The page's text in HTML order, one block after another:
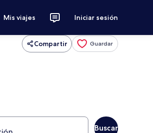
Mis viajes Iniciar sesión
Compartir Guardar
Buscar